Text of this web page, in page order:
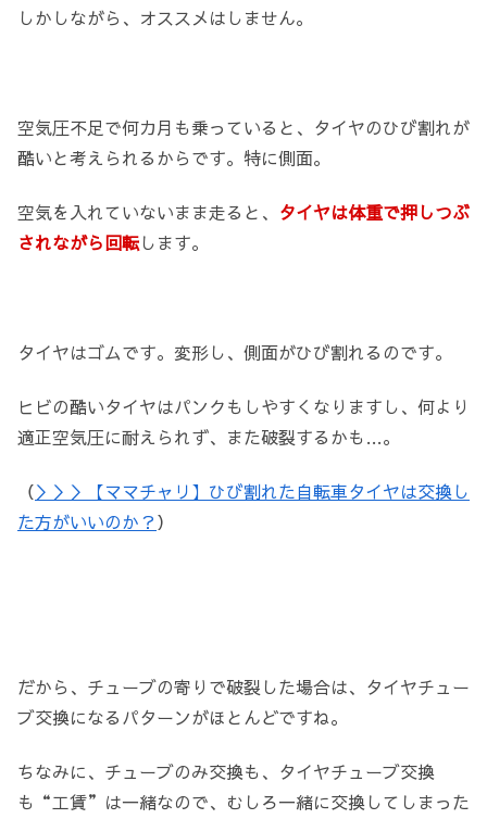
しかしながら、オススメはしません。
空気圧不足で何カ月も乗っていると、タイヤのひび割れが
酷いと考えられるからです。特に側面。
空気を入れていないまま走ると、 タイヤは体重で押しつぶ
されながら回転します。
タイヤはゴムです。変形し、側面がひび割れるのです。
ヒビの酷いタイヤはパンクもしやすくなりますし、何より
適正空気圧に耐えられず、また破裂するかも…。
（＞＞＞【ママチャリ】ひび割れた自転車タイヤは交換し
た方がいいのか？）
だから、チューブの寄りで破裂した場合は、タイヤチュー
ブ交換になるパターンがほとんどですね。
ちなみに、チューブのみ交換も、タイヤチューブ交換
も“工賃”は一緒なので、むしろ一緒に交換してしまった